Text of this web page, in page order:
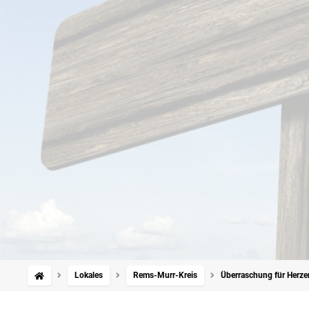
Lokales Rems-Murr-Kreis Überraschung für